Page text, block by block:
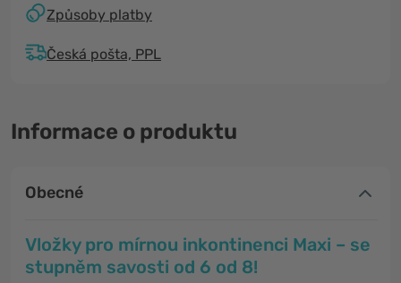
Způsoby platby
Česká pošta, PPL
Informace o produktu
Obecné
Vložky pro mírnou inkontinenci Maxi – se
stupněm savosti od 6 od 8!